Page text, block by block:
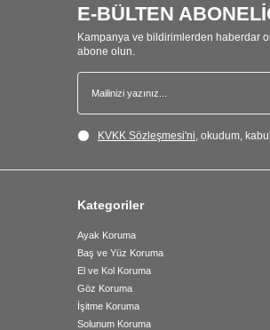
E-BÜLTEN
Kampanya ve bildirimlerden haberdar
abone olun.
KVKK Sözleşmesi'ni , okudum,
Kategoriler
Ayak Koruma
Baş ve Yüz Koruma
El ve Kol Koruma
Göz Koruma
İşitme Koruma
Solunum Koruma